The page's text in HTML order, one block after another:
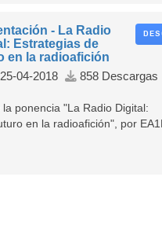
- La Radio
Estrategias de
en la radioafición
25-04-2018 858 Descargas
ponencia "La Radio Digital:
en la radioafición", por